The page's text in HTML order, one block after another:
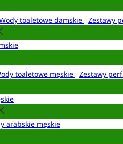
toaletowe damskie
Zestawy
toaletowe męskie
Zestawy
arabskie męskie